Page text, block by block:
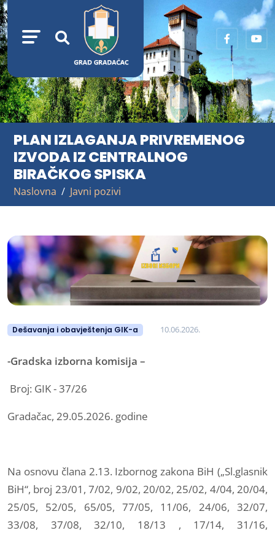
PLAN IZLAGANJA PRIVREMENOG
IZVODA IZ CENTRALNOG
BIRAČKOG SPISKA
Naslovna Javni pozivi
Dešavanja i obavještenja GIK-a 10.06.2026.
-Gradska izborna komisija –
Broj: GIK - 37/26
Gradačac, 29.05.2026. godine
Na osnovu člana 2.13. Izbornog zakona BiH („Sl.glasnik
BiH“, broj 23/01, 7/02, 9/02, 20/02, 25/02, 4/04, 20/04,
25/05, 52/05, 65/05, 77/05, 11/06, 24/06, 32/07,
33/08, 37/08, 32/10, 18/13 , 17/14, 31/16,